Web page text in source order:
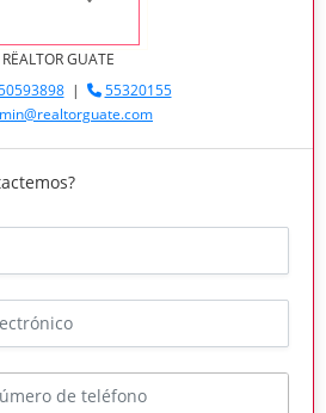
RËALTOR GUATE
|
55320155